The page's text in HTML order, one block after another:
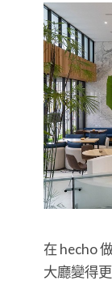
在 hecho
大廳變得